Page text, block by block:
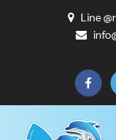
Line